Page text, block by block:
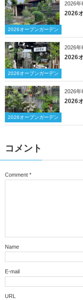
2026年
2026オープンガーデン
2026
2026年
2026オープンガーデン
2026
2026年
2026オープンガーデン
2026
コメント
Comment *
Name
E-mail
URL